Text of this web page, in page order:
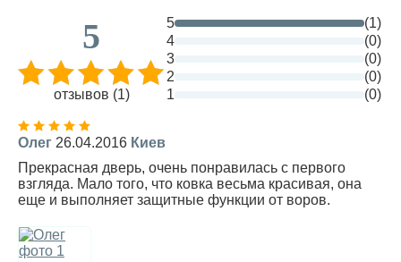
5
отзывов (1)
5
(1)
4
(0)
3
(0)
2
(0)
1
(0)
Олег 26.04.2016 Киев
Прекрасная дверь, очень понравилась с первого
взгляда. Мало того, что ковка весьма красивая, она
еще и выполняет защитные функции от воров.